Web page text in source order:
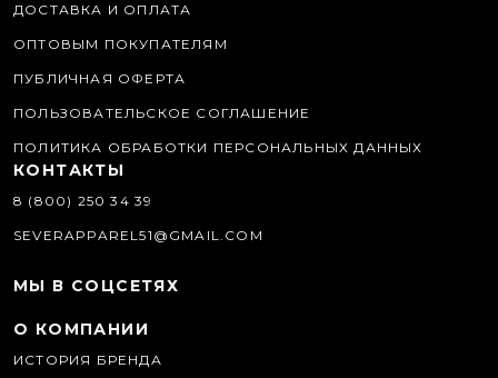
ДОСТАВКА И ОПЛАТА
ОПТОВЫМ ПОКУПАТЕЛЯМ
ПУБЛИЧНАЯ ОФЕРТА
ПОЛЬЗОВАТЕЛЬСКОЕ СОГЛАШЕНИЕ
ПОЛИТИКА ОБРАБОТКИ ПЕРСОНАЛЬНЫХ ДАННЫХ
КОНТАКТЫ
8 (800) 250 34 39
SEVERAPPAREL51@GMAIL.COM
МЫ В СОЦСЕТЯХ
О КОМПАНИИ
ИСТОРИЯ БРЕНДА